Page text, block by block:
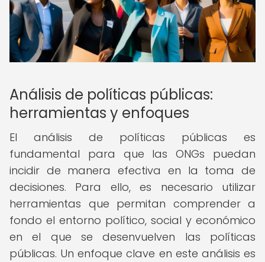
Análisis de políticas públicas:
herramientas y enfoques
El análisis de políticas públicas es
fundamental para que las ONGs puedan
incidir de manera efectiva en la toma de
decisiones. Para ello, es necesario utilizar
herramientas que permitan comprender a
fondo el entorno político, social y económico
en el que se desenvuelven las políticas
públicas. Un enfoque clave en este análisis es